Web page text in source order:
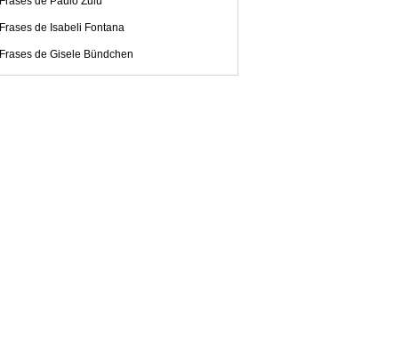
Frases de Isabeli Fontana
Frases de Gisele Bündchen